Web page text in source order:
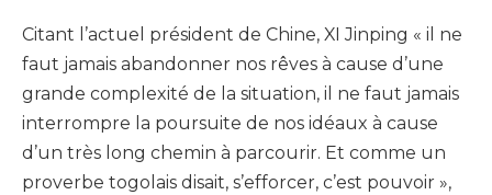
Citant l’actuel président de Chine, XI Jinping « il ne
faut jamais abandonner nos rêves à cause d’une
grande complexité de la situation, il ne faut jamais
interrompre la poursuite de nos idéaux à cause
d’un très long chemin à parcourir. Et comme un
proverbe togolais disait, s’efforcer, c’est pouvoir »,